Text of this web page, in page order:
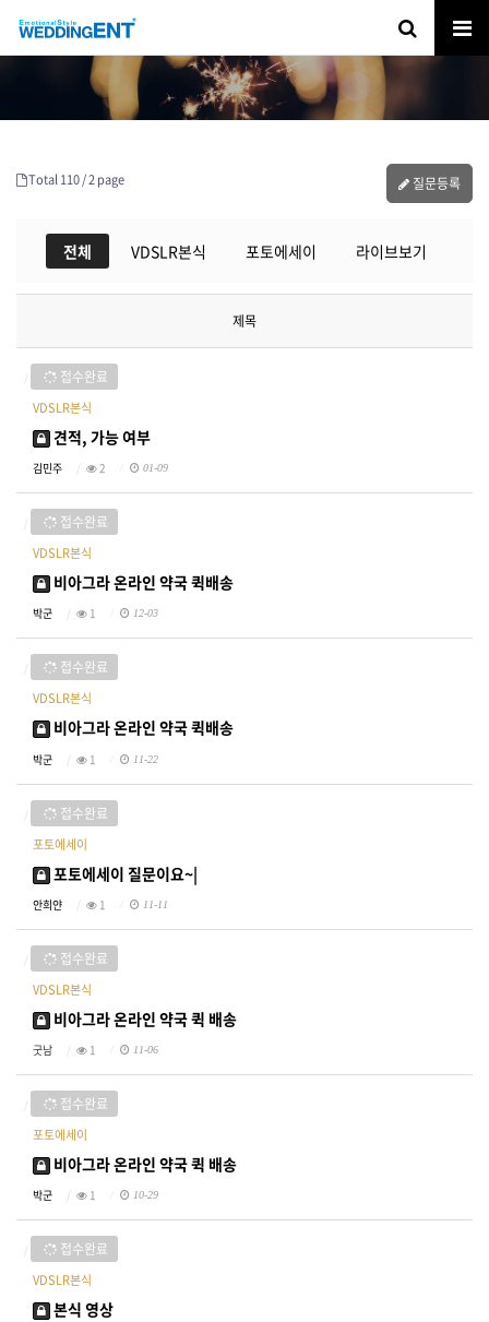
Total 110 /2 page 질문등록
전체 VDSLR본식 포토에세이 라이브보기
제목
접수완료
VDSLR본식
견적, 가능 여부
김민주 2 01-09
접수완료
VDSLR본식
비아그라 온라인 약국 퀵배송
박군 1 12-03
접수완료
VDSLR본식
비아그라 온라인 약국 퀵배송
박군 1 11-22
접수완료
포토에세이
포토에세이 질문이요~|
안희얀 1 11-11
접수완료
VDSLR본식
비아그라 온라인 약국 퀵 배송
굿남 1 11-06
접수완료
포토에세이
비아그라 온라인 약국 퀵 배송
박군 1 10-29
접수완료
VDSLR본식
본식 영상